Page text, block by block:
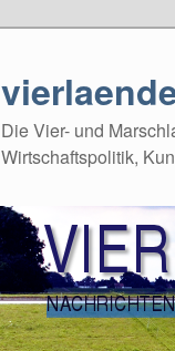
Die Vier- und
Wirtschaftspolitik,